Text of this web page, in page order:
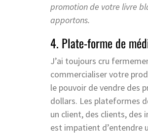
promotion de votre livre
apportons.
4. Plate-forme de
J’ai toujours cru
commercialiser votre
le pouvoir de vendre des
dollars. Les plateformes
un client, des clients, des
est impatient d’entendre